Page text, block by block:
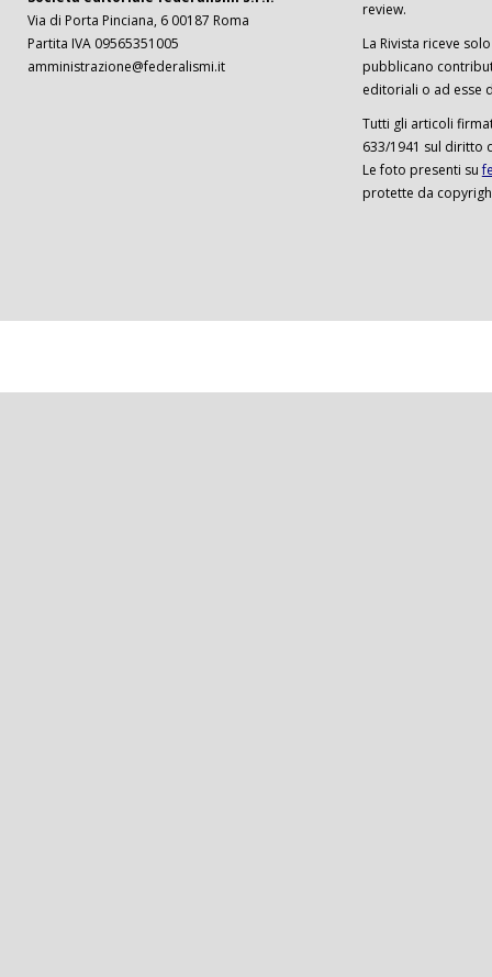
Via di Porta Pinciana, 6 00187 Roma
Partita IVA 09565351005
amministrazione@federalismi.it
review.
La Rivista riceve
pubblicano
editoriali o ad esse
Tutti gli articoli
633/1941 sul diritto
Le foto presenti su
protette da